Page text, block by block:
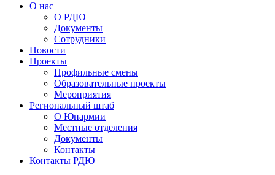
О нас
О РДЮ
Документы
Сотрудники
Новости
Проекты
Профильные смены
Образовательные проекты
Мероприятия
Региональный штаб
О Юнармии
Местные отделения
Документы
Контакты
Контакты РДЮ